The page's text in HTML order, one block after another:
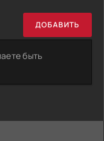
ДОБАВИТЬ
быть